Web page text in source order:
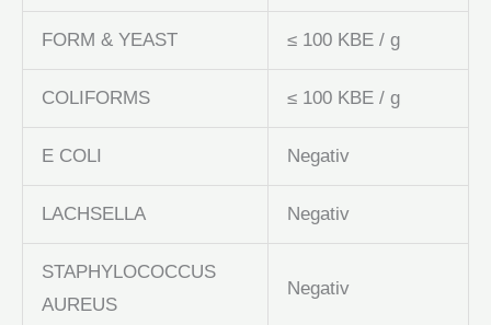
FORM & YEAST ≤ 100 KBE / g
COLIFORMS ≤ 100 KBE / g
E COLI Negativ
LACHSELLA Negativ
STAPHYLOCOCCUS
AUREUS
Negativ